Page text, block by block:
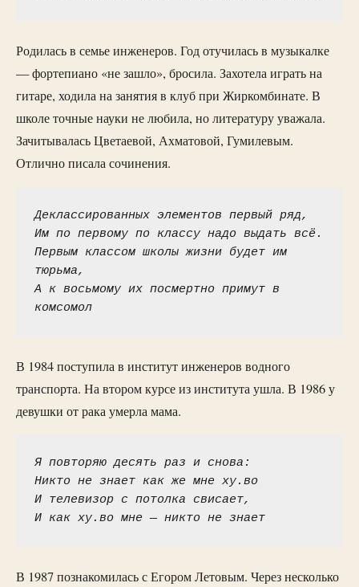
Родилась в семье инженеров. Год отучилась в музыкалке
— фортепиано «не зашло», бросила. Захотела играть на
гитаре, ходила на занятия в клуб при Жиркомбинате. В
школе точные науки не любила, но литературу уважала.
Зачитывалась Цветаевой, Ахматовой, Гумилевым.
Отлично писала сочинения.
Деклассированных элементов первый ряд,
Им по первому по классу надо выдать всё.
Первым классом школы жизни будет им
тюрьма,
А к восьмому их посмертно примут в
комсомол
В 1984 поступила в институт инженеров водного
транспорта. На втором курсе из института ушла. В 1986 у
девушки от рака умерла мама.
Я повтоpяю десять pаз и снова:
Hикто не знает как же мне хy.во
И телевизоp с потолка свисает,
И как хy.во мне — никто не знает
В 1987 познакомилась с Егором Летовым. Через несколько